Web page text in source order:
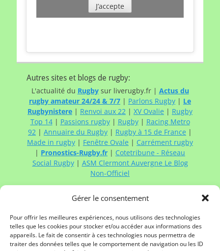
Gérer le consentement
Pour offrir les meilleures expériences, nous utilisons des technologies
telles que les cookies pour stocker et/ou accéder aux informations des
appareils. Le fait de consentir à ces technologies nous permettra de
traiter des données telles que le comportement de navigation ou les ID
J’accepte
Autres sites et blogs de rugby:
L'actualité du Rugbysur liverugby.fr | Actus du
rugby amateur 24/24 & 7/7 | Parlons Rugby | Le
Rugbynistere | Renvoi aux 22 | XV Ovalie | Rugby
Top 14| Passions rugby| Rugby| Racing Metro
92 | Annuaire du Rugby | Rugby à 15 de France |
Made in rugby | Fenêtre Ovale | Carrément rugby
| Pronostics-Rugby.fr | Cotetribune - Réseau
Social Rugby| ASM Clermont Auvergne Le Blog
Non-Officiel
ContactezRugby à XV de Francevia :
Mail
Twitter
Facebook